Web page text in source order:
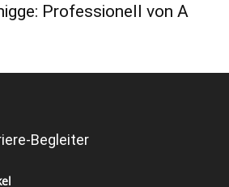
Professionell von A
Begleiter